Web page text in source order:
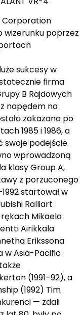
Corporation
wizerunku poprzez
sukcesy w
firma
B Rajdowych
napędem na
zakazana po
1985 i 1986, a
swoje podejście.
wprowadzoną
klasy Group A,
z porzuconego
startował w
Ralliart
Mikaela
Airikkala
Erikssona
w Asia-Pacific
(1991–92), a
(1992) Tim
— zdali